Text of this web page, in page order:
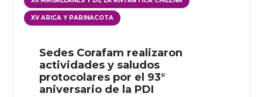
XV ARICA Y PARINACOTA
Sedes Corafam realizaron
actividades y saludos
protocolares por el 93°
aniversario de la PDI